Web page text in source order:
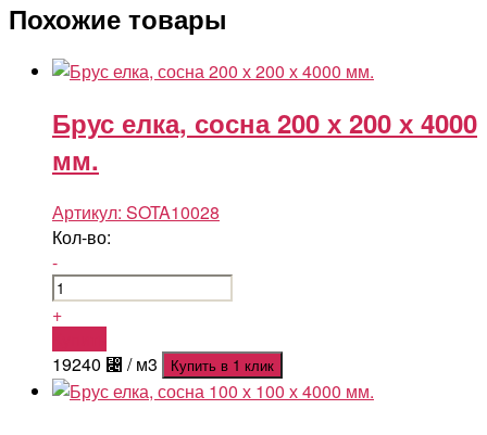
Похожие товары
Брус елка, сосна 200 х 200 х 4000
мм.
Артикул: SOTA10028
Кол-во:
-
+
19240 ⃄ / м3 Купить в 1 клик